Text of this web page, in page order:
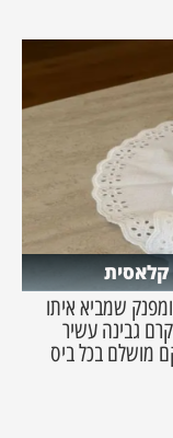
קלאסית
שמביא איתו
גבינה עשיר
מושלם בכל ביס